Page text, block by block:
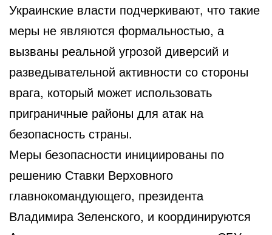
Украинские власти подчеркивают, что такие
меры не являются формальностью, а
вызваны реальной угрозой диверсий и
разведывательной активности со стороны
врага, который может использовать
приграничные районы для атак на
безопасность страны.
Меры безопасности инициированы по
решению Ставки Верховного
главнокомандующего, президента
Владимира Зеленского, и координируются